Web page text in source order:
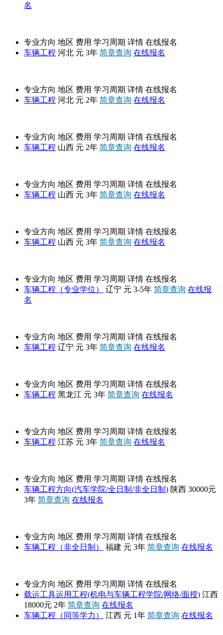
名
专业方向 地区 费用 学习周期 详情 在线报名
车辆工程 河北 元 3年 简章查询 在线报名
专业方向 地区 费用 学习周期 详情 在线报名
车辆工程 河北 元 2年 简章查询 在线报名
专业方向 地区 费用 学习周期 详情 在线报名
车辆工程 山西 元 2年 简章查询 在线报名
专业方向 地区 费用 学习周期 详情 在线报名
车辆工程 山西 元 3年 简章查询 在线报名
专业方向 地区 费用 学习周期 详情 在线报名
车辆工程 山西 元 3年 简章查询 在线报名
专业方向 地区 费用 学习周期 详情 在线报名
车辆工程（专业学位）
辽宁 元 3-5年 简章查询 在线报
名
专业方向 地区 费用 学习周期 详情 在线报名
车辆工程 辽宁 元 3年 简章查询 在线报名
专业方向 地区 费用 学习周期 详情 在线报名
车辆工程 黑龙江 元 3年 简章查询 在线报名
专业方向 地区 费用 学习周期 详情 在线报名
车辆工程 江苏 元 3年 简章查询 在线报名
专业方向 地区 费用 学习周期 详情 在线报名
车辆工程方向(汽车学院/全日制/非全日制) 陕西 30000元
3年 简章查询 在线报名
专业方向 地区 费用 学习周期 详情 在线报名
车辆工程（非全日制）
福建 元 3年 简章查询 在线报名
专业方向 地区 费用 学习周期 详情 在线报名
载运工具运用工程(机电与车辆工程学院/网络/面授) 江西
18000元 2年 简章查询 在线报名
车辆工程（同等学力）
江西 元 1年 简章查询 在线报名